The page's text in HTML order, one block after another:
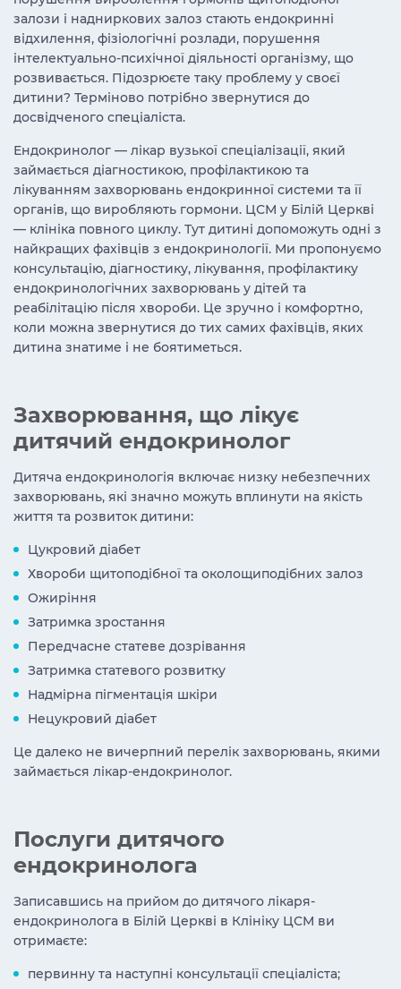
залози і надниркових залоз стають ендокринні
відхилення, фізіологічні розлади, порушення
інтелектуально-психічної діяльності організму, що
розвивається. Підозрюєте таку проблему у своєї
дитини? Терміново потрібно звернутися до
досвідченого спеціаліста.
Ендокринолог — лікар вузької спеціалізації, який
займається діагностикою, профілактикою та
лікуванням захворювань ендокринної системи та її
органів, що виробляють гормони. ЦСМ у Білій Церкві
— клініка повного циклу. Тут дитині допоможуть одні з
найкращих фахівців з ендокринології. Ми пропонуємо
консультацію, діагностику, лікування, профілактику
ендокринологічних захворювань у дітей та
реабілітацію після хвороби. Це зручно і комфортно,
коли можна звернутися до тих самих фахівців, яких
дитина знатиме і не боятиметься.
Захворювання, що лікує
дитячий ендокринолог
Дитяча ендокринологія включає низку небезпечних
захворювань, які значно можуть вплинути на якість
життя та розвиток дитини:
Цукровий діабет
Хвороби щитоподібної та околощиподібних залоз
Ожиріння
Затримка зростання
Передчасне статеве дозрівання
Затримка статевого розвитку
Надмірна пігментація шкіри
Нецукровий діабет
Це далеко не вичерпний перелік захворювань, якими
займається лікар-ендокринолог.
Послуги дитячого
ендокринолога
Записавшись на прийом до дитячого лікаря-
ендокринолога в Білій Церкві в Клініку ЦСМ ви
отримаєте:
первинну та наступні консультації спеціаліста;